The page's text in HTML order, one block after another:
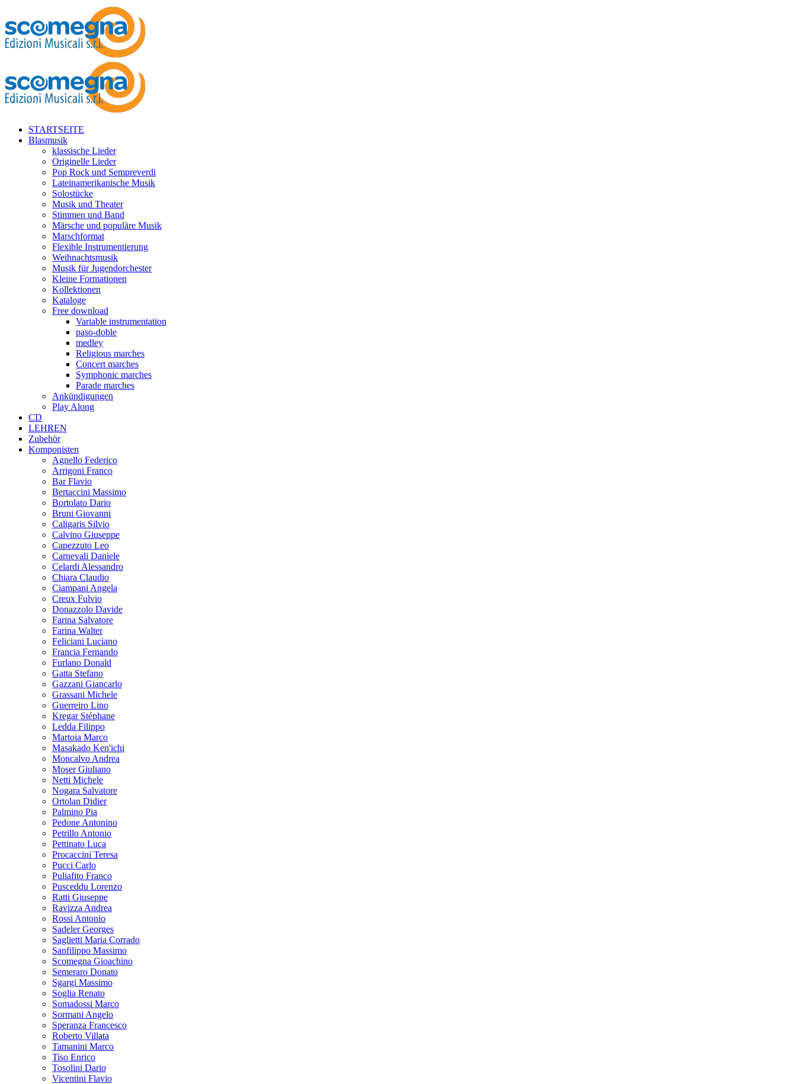
STARTSEITE
Blasmusik
klassische Lieder
Originelle Lieder
Pop Rock und Sempreverdi
Lateinamerikanische Musik
Solostücke
Musik und Theater
Stimmen und Band
Märsche und populäre Musik
Marschformat
Flexible Instrumentierung
Weihnachtsmusik
Musik für Jugendorchester
Kleine Formationen
Kollektionen
Kataloge
Free download
Variable instrumentation
paso-doble
medley
Religious marches
Concert marches
Symphonic marches
Parade marches
Ankündigungen
Play Along
CD
LEHREN
Zubehör
Komponisten
Agnello Federico
Arrigoni Franco
Bar Flavio
Bertaccini Massimo
Bortolato Dario
Bruni Giovanni
Caligaris Silvio
Calvino Giuseppe
Capezzuto Leo
Carnevali Daniele
Celardi Alessandro
Chiara Claudio
Ciampani Angela
Creux Fulvio
Donazzolo Davide
Farina Salvatore
Farina Walter
Feliciani Luciano
Francia Fernando
Furlano Donald
Gatta Stefano
Gazzani Giancarlo
Grassani Michele
Guerreiro Lino
Kregar Stéphane
Ledda Filippo
Martoia Marco
Masakado Ken'ichi
Moncalvo Andrea
Moser Giuliano
Netti Michele
Nogara Salvatore
Ortolan Didier
Palmino Pia
Pedone Antonino
Petrillo Antonio
Pettinato Luca
Procaccini Teresa
Pucci Carlo
Puliafito Franco
Pusceddu Lorenzo
Ratti Giuseppe
Ravizza Andrea
Rossi Antonio
Sadeler Georges
Saglietti Maria Corrado
Sanfilippo Massimo
Scomegna Gioachino
Semeraro Donato
Sgargi Massimo
Soglia Renato
Somadossi Marco
Sormani Angelo
Speranza Francesco
Roberto Villata
Tamanini Marco
Tiso Enrico
Tosolini Dario
Vicentini Flavio